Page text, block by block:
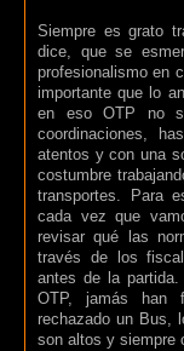
Siempre es grato
dice, que se
profesionalismo en
importante que lo
en eso OTP no
coordinaciones,
atentos y con una
costumbre
transportes. Para
cada vez que
revisar qué las
través de los
antes de la
OTP, jamás han
rechazado un Bus,
son altos y siempre